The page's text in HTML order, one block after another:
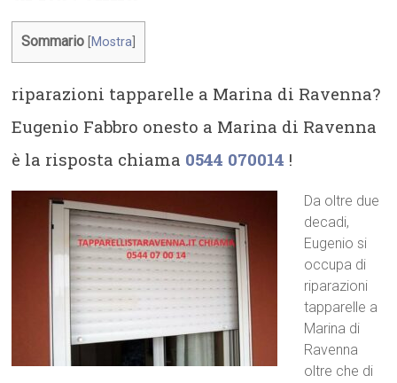
Sommario Mostra
riparazioni tapparelle a Marina di Ravenna?
Eugenio Fabbro onesto a Marina di Ravenna
è la risposta chiama 0544 070014 !
Da oltre due
decadi,
Eugenio si
occupa di
riparazioni
tapparelle a
Marina di
Ravenna
oltre che di